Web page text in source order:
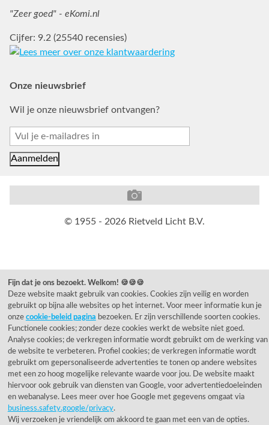
"Zeer goed" - eKomi.nl
Cijfer: 9.2 (25540 recensies)
Onze nieuwsbrief
Wil je onze nieuwsbrief ontvangen?
© 1955 - 2026 Rietveld Licht B.V.
Fijn dat je ons bezoekt. Welkom! 🍪🍪🍪
Deze website maakt gebruik van cookies. Cookies zijn veilig en worden
gebruikt op bijna alle websites op het internet. Voor meer informatie kun je
onze cookie-beleid pagina bezoeken. Er zijn verschillende soorten cookies.
Functionele cookies; zonder deze cookies werkt de website niet goed.
Analyse cookies; de verkregen informatie wordt gebruikt om de werking van
de website te verbeteren. Profiel cookies; de verkregen informatie wordt
gebruikt om gepersonaliseerde advertenties te tonen op andere websites
met een zo hoog mogelijke relevante waarde voor jou. De website maakt
hiervoor ook gebruik van diensten van Google, voor advertentiedoeleinden
en webanalyse. Lees meer over hoe Google met gegevens omgaat via
business.safety.google/privacy.
Wij verzoeken je vriendelijk om akkoord te gaan met een van de opties.